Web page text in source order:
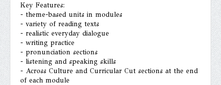
Key Features:
- theme-based units in modules
- variety of reading texts
- realistic everyday dialogue
- writing practice
- pronunciation sections
- listening and speaking skills
- Across Culture and Curricular Cut sections at the end
of each module